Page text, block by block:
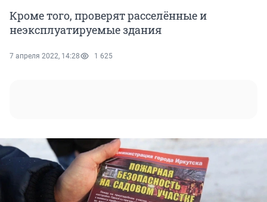
Кроме того, проверят расселённые и
неэксплуатируемые здания
7 апреля 2022, 14:28 1 625